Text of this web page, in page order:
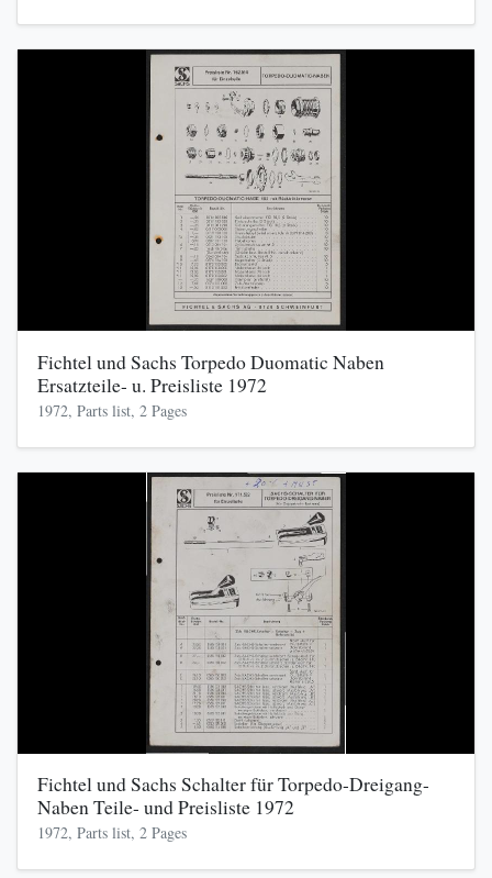
Fichtel und Sachs Torpedo Duomatic Naben
Ersatzteile- u. Preisliste 1972
1972, Parts list, 2 Pages
Fichtel und Sachs Schalter für Torpedo-Dreigang-
Naben Teile- und Preisliste 1972
1972, Parts list, 2 Pages